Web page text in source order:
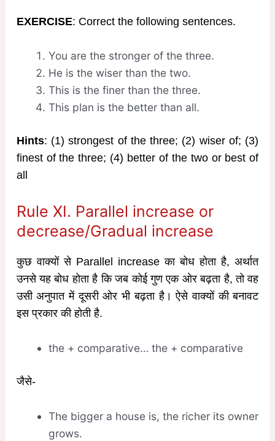
EXERCISE: Correct the following sentences.
You are the stronger of the three.
He is the wiser than the two.
This is the finer than the three.
This plan is the better than all.
Hints: (1) strongest of the three; (2) wiser of; (3)
finest of the three; (4) better of the two or best of
all
Rule XI. Parallel increase or
decrease/Gradual increase
कुछ वाक्यों से Parallel increase का बोध होता है, अर्थात
उनसे यह बोध होता है कि जब कोई गुण एक ओर बढ़ता है, तो वह
उसी अनुपात में दूसरी ओर भी बढ़ता है। ऐसे वाक्यों की बनावट
इस प्रकार की होती है.
the + comparative… the + comparative
जैसे-
The bigger a house is, the richer its owner
grows.